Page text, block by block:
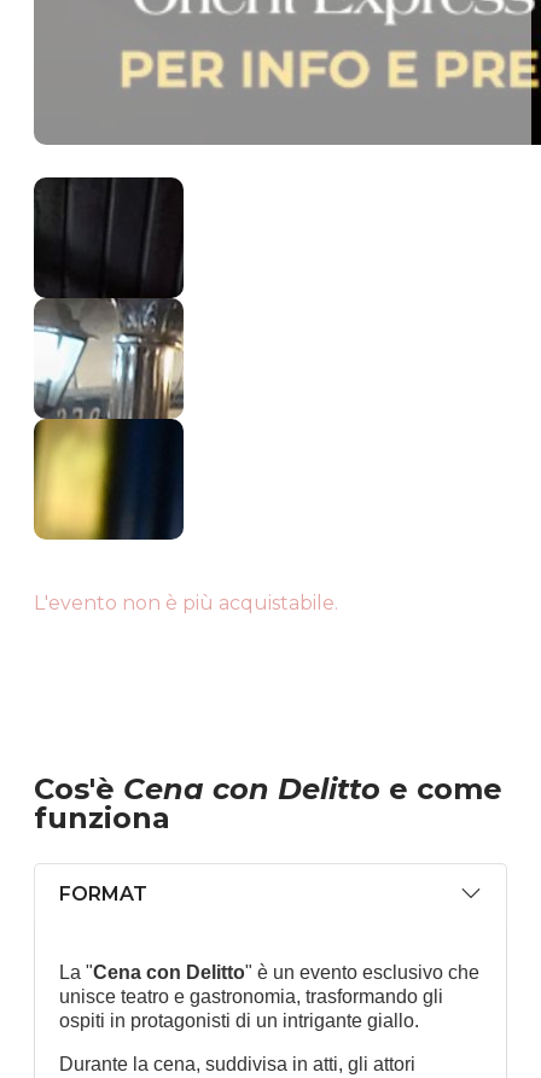
L'evento non è più acquistabile.
Cos'è Cena con Delitto e come
funziona
FORMAT
La "Cena con Delitto" è un evento esclusivo che
unisce teatro e gastronomia, trasformando gli
ospiti in protagonisti di un intrigante giallo.
Durante la cena, suddivisa in atti, gli attori